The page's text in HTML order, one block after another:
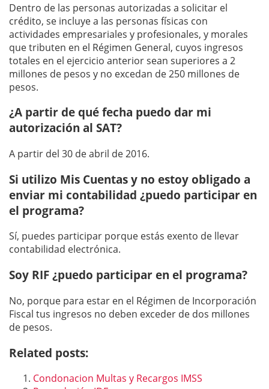
Dentro de las personas autorizadas a solicitar el
crédito, se incluye a las personas físicas con
actividades empresariales y profesionales, y morales
que tributen en el Régimen General, cuyos ingresos
totales en el ejercicio anterior sean superiores a 2
millones de pesos y no excedan de 250 millones de
pesos.
¿A partir de qué fecha puedo dar mi
autorización al SAT?
A partir del 30 de abril de 2016.
Si utilizo Mis Cuentas y no estoy obligado a
enviar mi contabilidad ¿puedo participar en
el programa?
Sí, puedes participar porque estás exento de llevar
contabilidad electrónica.
Soy RIF ¿puedo participar en el programa?
No, porque para estar en el Régimen de Incorporación
Fiscal tus ingresos no deben exceder de dos millones
de pesos.
Related posts:
Condonacion Multas y Recargos IMSS